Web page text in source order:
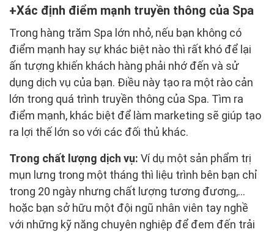
Xác định điểm mạnh truyền thông của Spa
Trong hàng trăm Spa lớn nhỏ, nếu bạn không có
điểm mạnh hay sự khác biệt nào thì rất khó để lại
ấn tượng khiến khách hàng phải nhớ đến và sử
dụng dịch vụ của bạn. Điều này tạo ra một rào cản
lớn trong quá trình truyền thông của Spa. Tìm ra
điểm mạnh, khác biệt để làm marketing sẽ giúp tạo
ra lợi thế lớn so với các đối thủ khác.
Trong chất lượng dịch vụ: Ví dụ một sản phẩm trị
mụn lưng trong một tháng thì liệu trình bên bạn chỉ
trong 20 ngày nhưng chất lượng tương đương,...
hoặc bạn sở hữu một đội ngũ nhân viên tay nghề
với những kỹ năng chuyên nghiệp để đem đến trải